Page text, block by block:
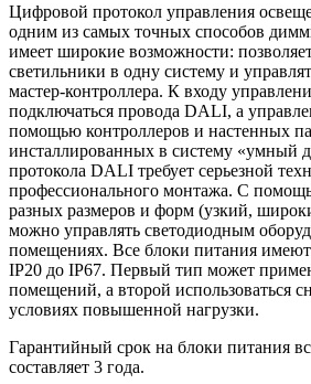
Цифровой протокол управления
одним из самых точных способов
имеет широкие возможности:
светильники в одну систему и
мастер-контроллера. К входу
подключаться провода DALI, а
помощью контроллеров и настенных
инсталлированных в систему «умный
протокола DALI требует серьезной
профессионального монтажа. С
разных размеров и форм (узкий,
можно управлять светодиодным
помещениях. Все блоки питания
IP20 до IP67. Первый тип может
помещений, а второй использоваться
условиях повышенной нагрузки.
Гарантийный срок на блоки питания
составляет 3 года.